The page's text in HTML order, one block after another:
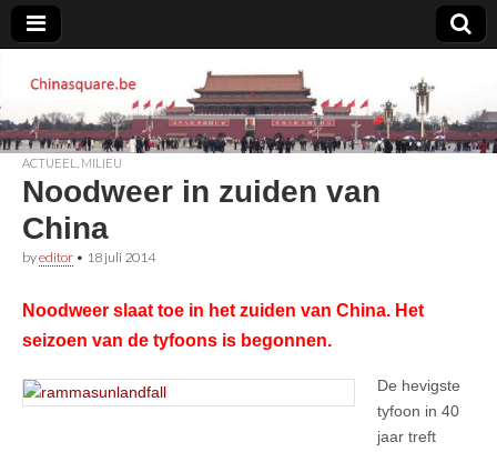
Chinasquare.be
ACTUEEL MILIEU
Noodweer in zuiden van
China
byeditor • 18 juli 2014
Noodweer slaat toe in het zuiden van China. Het
seizoen van de tyfoons is begonnen.
De hevigste
tyfoon in 40
jaar treft